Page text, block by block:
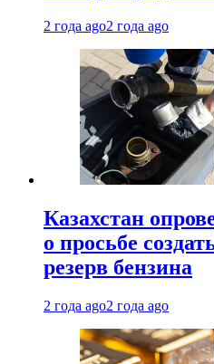
2 года ago2 года ago
Казахстан
о просьбе
резерв бензина
2 года ago2 года ago